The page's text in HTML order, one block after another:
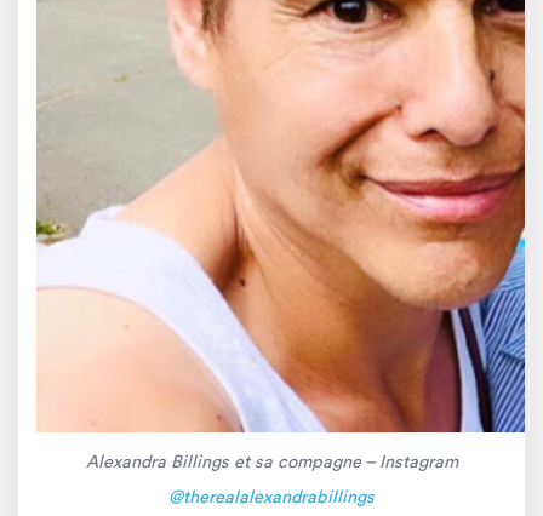
Alexandra Billings et sa compagne – Instagram
@therealalexandrabillings